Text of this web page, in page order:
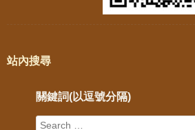
站內搜尋
關鍵詞(以逗號分隔)